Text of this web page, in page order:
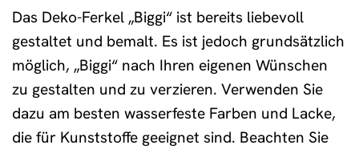
Das Deko-Ferkel „Biggi“ ist bereits liebevoll
gestaltet und bemalt. Es ist jedoch grundsätzlich
möglich, „Biggi“ nach Ihren eigenen Wünschen
zu gestalten und zu verzieren. Verwenden Sie
dazu am besten wasserfeste Farben und Lacke,
die für Kunststoffe geeignet sind. Beachten Sie